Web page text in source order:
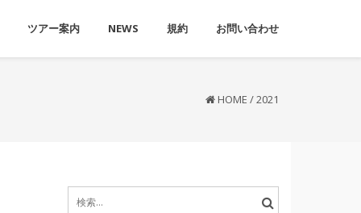
ツアー案内 NEWS 規約 お問い合わせ
HOME /2021